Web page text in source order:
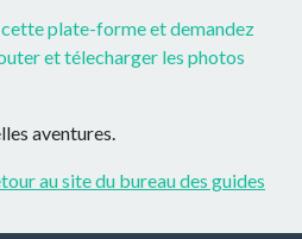
plate-forme et demandez
et télecharger les photos
aventures.
au site du bureau des guides